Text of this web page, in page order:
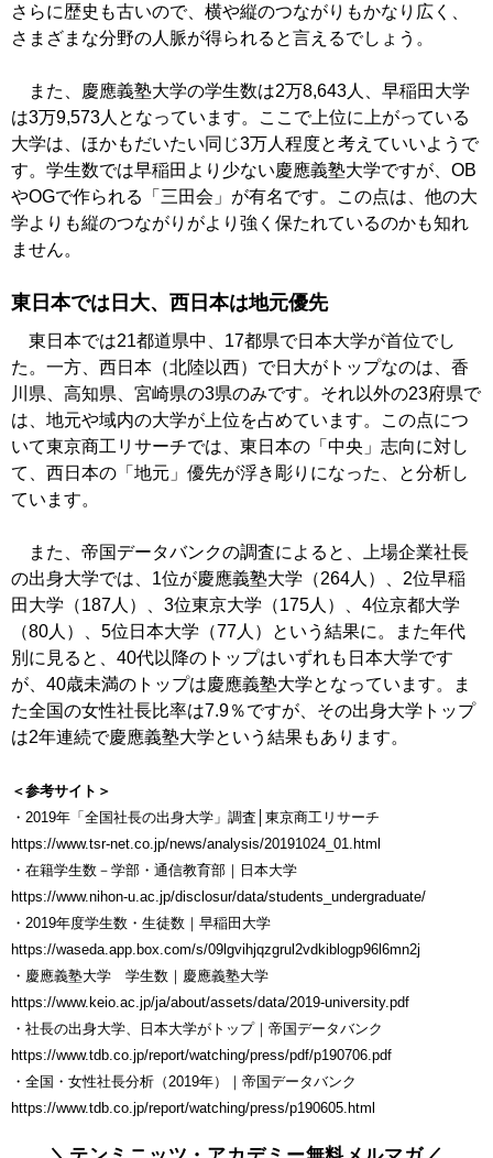
さらに歴史も古いので、横や縦のつながりもかなり広く、
さまざまな分野の人脈が得られると言えるでしょう。
また、慶應義塾大学の学生数は2万8,643人、早稲田大学
は3万9,573人となっています。ここで上位に上がっている
大学は、ほかもだいたい同じ3万人程度と考えていいようで
す。学生数では早稲田より少ない慶應義塾大学ですが、OB
やOGで作られる「三田会」が有名です。この点は、他の大
学よりも縦のつながりがより強く保たれているのかも知れ
ません。
東日本では日大、西日本は地元優先
東日本では21都道県中、17都県で日本大学が首位でし
た。一方、西日本（北陸以西）で日大がトップなのは、香
川県、高知県、宮崎県の3県のみです。それ以外の23府県で
は、地元や域内の大学が上位を占めています。この点につ
いて東京商工リサーチでは、東日本の「中央」志向に対し
て、西日本の「地元」優先が浮き彫りになった、と分析し
ています。
また、帝国データバンクの調査によると、上場企業社長
の出身大学では、1位が慶應義塾大学（264人）、2位早稲
田大学（187人）、3位東京大学（175人）、4位京都大学
（80人）、5位日本大学（77人）という結果に。また年代
別に見ると、40代以降のトップはいずれも日本大学です
が、40歳未満のトップは慶應義塾大学となっています。ま
た全国の女性社長比率は7.9％ですが、その出身大学トップ
は2年連続で慶應義塾大学という結果もあります。
＜参考サイト＞
・2019年「全国社長の出身大学」調査│東京商工リサーチ
https://www.tsr-net.co.jp/news/analysis/20191024_01.html
・在籍学生数－学部・通信教育部｜日本大学
https://www.nihon-u.ac.jp/disclosur/data/students_undergraduate/
・2019年度学生数・生徒数｜早稲田大学
https://waseda.app.box.com/s/09lgvihjqzgrul2vdkiblogp96l6mn2j
・慶應義塾大学 学生数｜慶應義塾大学
https://www.keio.ac.jp/ja/about/assets/data/2019-university.pdf
・社長の出身大学、日本大学がトップ｜帝国データバンク
https://www.tdb.co.jp/report/watching/press/pdf/p190706.pdf
・全国・女性社長分析（2019年）｜帝国データバンク
https://www.tdb.co.jp/report/watching/press/p190605.html